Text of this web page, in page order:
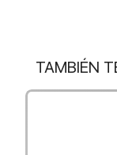
TAMBIÉN